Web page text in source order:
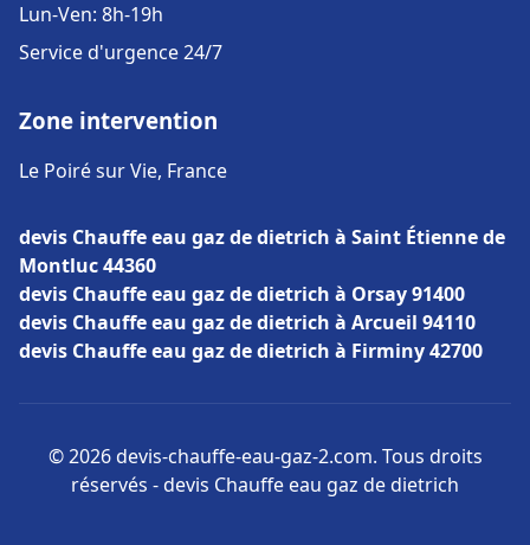
Lun-Ven: 8h-19h
Service d'urgence 24/7
Zone intervention
Le Poiré sur Vie, France
devis Chauffe eau gaz de dietrich à Saint Étienne de
Montluc 44360
devis Chauffe eau gaz de dietrich à Orsay 91400
devis Chauffe eau gaz de dietrich à Arcueil 94110
devis Chauffe eau gaz de dietrich à Firminy 42700
© 2026 devis-chauffe-eau-gaz-2.com. Tous droits
réservés - devis Chauffe eau gaz de dietrich